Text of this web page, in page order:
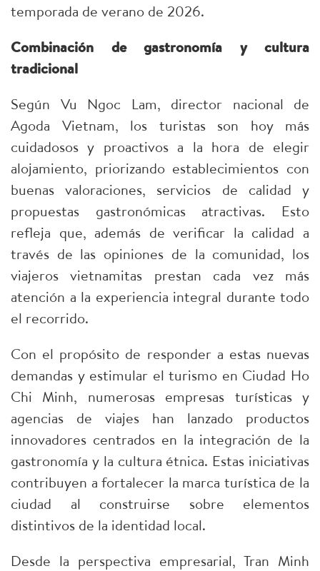
temporada de verano de 2026.
Combinación de gastronomía y cultura
tradicional
Según Vu Ngoc Lam, director nacional de
Agoda Vietnam, los turistas son hoy más
cuidadosos y proactivos a la hora de elegir
alojamiento, priorizando establecimientos con
buenas valoraciones, servicios de calidad y
propuestas gastronómicas atractivas. Esto
refleja que, además de verificar la calidad a
través de las opiniones de la comunidad, los
viajeros vietnamitas prestan cada vez más
atención a la experiencia integral durante todo
el recorrido.
Con el propósito de responder a estas nuevas
demandas y estimular el turismo en Ciudad Ho
Chi Minh, numerosas empresas turísticas y
agencias de viajes han lanzado productos
innovadores centrados en la integración de la
gastronomía y la cultura étnica. Estas iniciativas
contribuyen a fortalecer la marca turística de la
ciudad al construirse sobre elementos
distintivos de la identidad local.
Desde la perspectiva empresarial, Tran Minh